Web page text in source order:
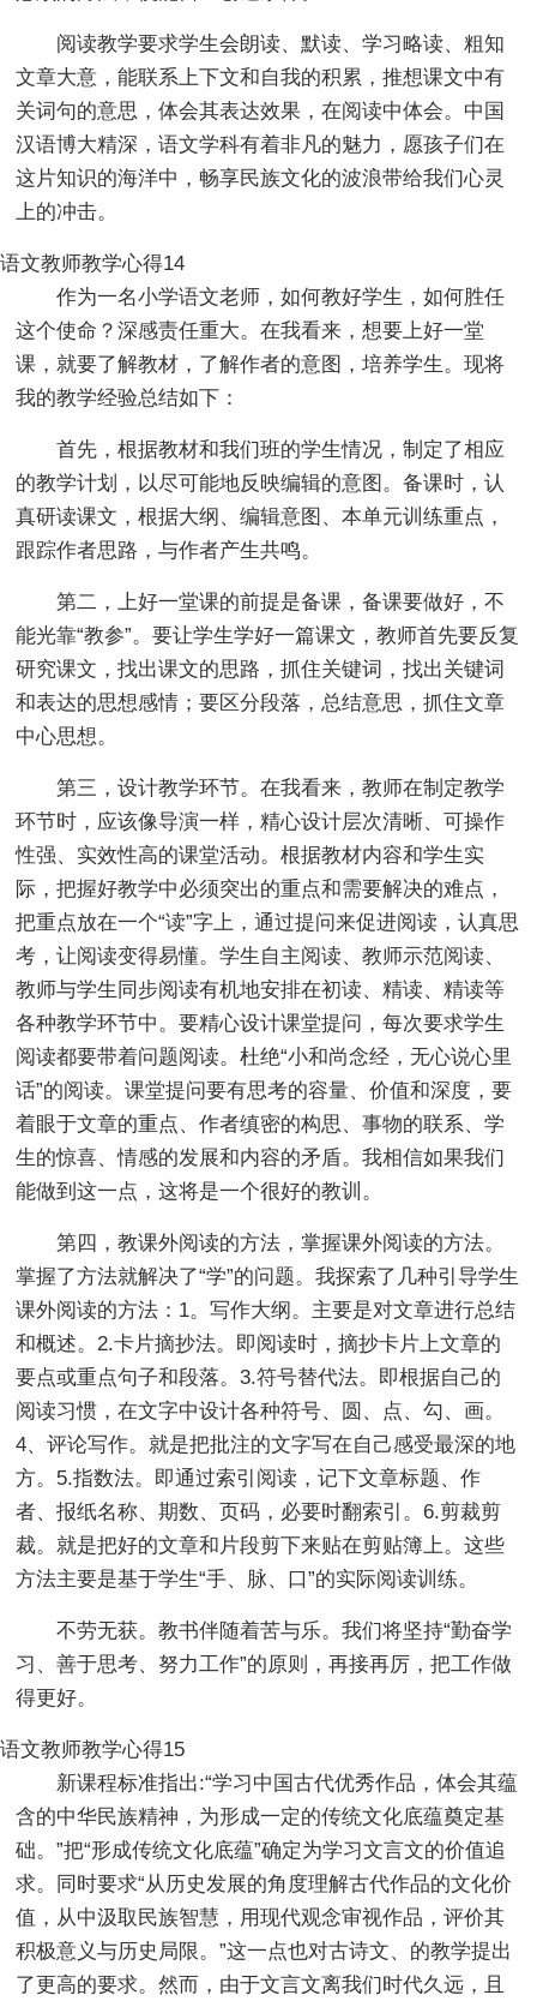
阅读教学要求学生会朗读、默读、学习略读、粗知
文章大意，能联系上下文和自我的积累，推想课文中有
关词句的意思，体会其表达效果，在阅读中体会。中国
汉语博大精深，语文学科有着非凡的魅力，愿孩子们在
这片知识的海洋中，畅享民族文化的波浪带给我们心灵
上的冲击。
语文教师教学心得14
作为一名小学语文老师，如何教好学生，如何胜任
这个使命？深感责任重大。在我看来，想要上好一堂
课，就要了解教材，了解作者的意图，培养学生。现将
我的教学经验总结如下：
首先，根据教材和我们班的学生情况，制定了相应
的教学计划，以尽可能地反映编辑的意图。备课时，认
真研读课文，根据大纲、编辑意图、本单元训练重点，
跟踪作者思路，与作者产生共鸣。
第二，上好一堂课的前提是备课，备课要做好，不
能光靠“教参”。要让学生学好一篇课文，教师首先要反复
研究课文，找出课文的思路，抓住关键词，找出关键词
和表达的思想感情；要区分段落，总结意思，抓住文章
中心思想。
第三，设计教学环节。在我看来，教师在制定教学
环节时，应该像导演一样，精心设计层次清晰、可操作
性强、实效性高的课堂活动。根据教材内容和学生实
际，把握好教学中必须突出的重点和需要解决的难点，
把重点放在一个“读”字上，通过提问来促进阅读，认真思
考，让阅读变得易懂。学生自主阅读、教师示范阅读、
教师与学生同步阅读有机地安排在初读、精读、精读等
各种教学环节中。要精心设计课堂提问，每次要求学生
阅读都要带着问题阅读。杜绝“小和尚念经，无心说心里
话”的阅读。课堂提问要有思考的容量、价值和深度，要
着眼于文章的重点、作者缜密的构思、事物的联系、学
生的惊喜、情感的发展和内容的矛盾。我相信如果我们
能做到这一点，这将是一个很好的教训。
第四，教课外阅读的方法，掌握课外阅读的方法。
掌握了方法就解决了“学”的问题。我探索了几种引导学生
课外阅读的方法：1。写作大纲。主要是对文章进行总结
和概述。2.卡片摘抄法。即阅读时，摘抄卡片上文章的
要点或重点句子和段落。3.符号替代法。即根据自己的
阅读习惯，在文字中设计各种符号、圆、点、勾、画。
4、评论写作。就是把批注的文字写在自己感受最深的地
方。5.指数法。即通过索引阅读，记下文章标题、作
者、报纸名称、期数、页码，必要时翻索引。6.剪裁剪
裁。就是把好的文章和片段剪下来贴在剪贴簿上。这些
方法主要是基于学生“手、脉、口”的实际阅读训练。
不劳无获。教书伴随着苦与乐。我们将坚持“勤奋学
习、善于思考、努力工作”的原则，再接再厉，把工作做
得更好。
语文教师教学心得15
新课程标准指出:“学习中国古代优秀作品，体会其蕴
含的中华民族精神，为形成一定的传统文化底蕴奠定基
础。”把“形成传统文化底蕴”确定为学习文言文的价值追
求。同时要求“从历史发展的角度理解古代作品的文化价
值，从中汲取民族智慧，用现代观念审视作品，评价其
积极意义与历史局限。”这一点也对古诗文、的教学提出
了更高的要求。然而，由于文言文离我们时代久远，且